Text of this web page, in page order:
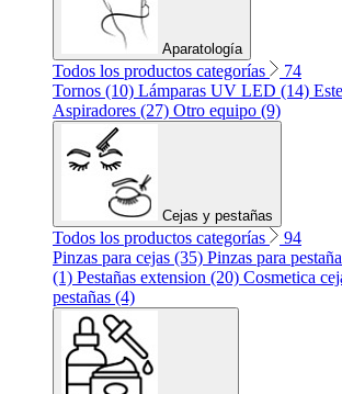
Aparatología
Todos los productos categorías
74
Tornos (10) Lámparas UV LED (14)
Aspiradores (27) Otro equipo (9)
Cejas y pestañas
Todos los productos categorías
94
Pinzas para cejas (35) Pinzas para
(1) Pestañas extension (20) Cosmetica
pestañas (4)